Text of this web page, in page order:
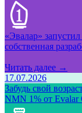
«Эвалар»
собственная
Читать далее →
17.07.2026
Забудь свой
NMN 1% от Evalar